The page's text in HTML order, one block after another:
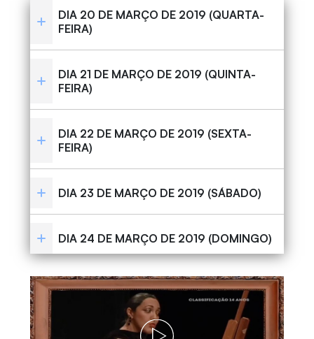
DIA 20 DE MARÇO DE 2019 (QUARTA-
FEIRA)
DIA 21 DE MARÇO DE 2019 (QUINTA-
FEIRA)
DIA 22 DE MARÇO DE 2019 (SEXTA-
FEIRA)
DIA 23 DE MARÇO DE 2019 (SÁBADO)
DIA 24 DE MARÇO DE 2019 (DOMINGO)